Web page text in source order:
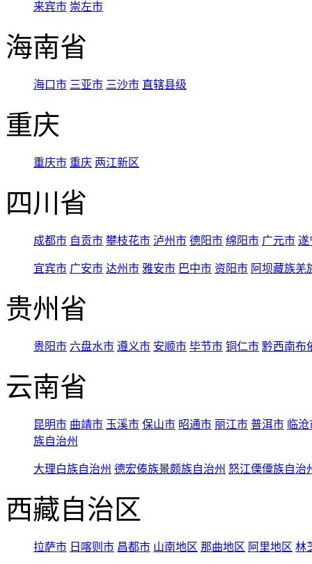
来宾市 崇左市
海南省
海口市 三亚市 三沙市 直辖县级
重庆
重庆市 重庆 两江新区
四川省
成都市 自贡市 攀枝花市 泸州市 德阳市 绵阳市 广元市 遂
宜宾市 广安市 达州市 雅安市 巴中市 资阳市 阿坝藏族羌
贵州省
贵阳市 六盘水市 遵义市 安顺市 毕节市 铜仁市 黔西南布
云南省
昆明市 曲靖市 玉溪市 保山市 昭通市 丽江市 普洱市 临
族自治州
大理白族自治州 德宏傣族景颇族自治州 怒江傈僳族自治
西藏自治区
拉萨市 日喀则市 昌都市 山南地区 那曲地区 阿里地区 林